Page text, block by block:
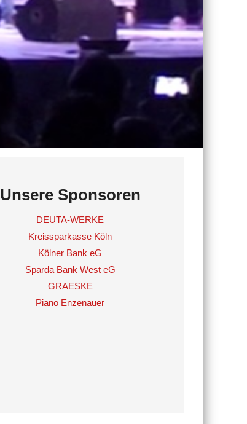
Unsere Sponsoren
DEUTA-WERKE
Kreissparkasse Köln
Kölner Bank eG
Sparda Bank West eG
GRAESKE
Piano Enzenauer